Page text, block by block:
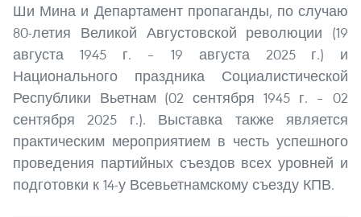
Ши Мина и Департамент пропаганды, по случаю
80-летия Великой Августовской революции (19
августа 1945 г. – 19 августа 2025 г.) и
Национального праздника Социалистической
Республики Вьетнам (02 сентября 1945 г. – 02
сентября 2025 г.). Выставка также является
практическим мероприятием в честь успешного
проведения партийных съездов всех уровней и
подготовки к 14-у Всевьетнамскому съезду КПВ.